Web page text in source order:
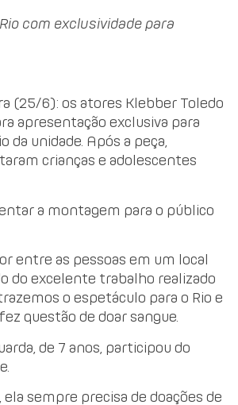
com exclusividade para
(25/6): os atores Klebber Toledo
apresentação exclusiva para
unidade. Após a peça,
crianças e adolescentes
a montagem para o público
entre as pessoas em um local
do excelente trabalho realizado
o espetáculo para o Rio e
questão de doar sangue.
de 7 anos, participou do
sempre precisa de doações de